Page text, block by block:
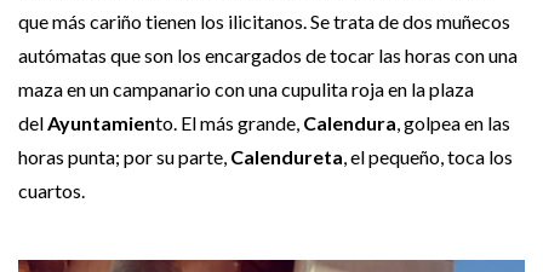
que más cariño tienen los ilicitanos. Se trata de dos muñecos
autómatas que son los encargados de tocar las horas con una
maza en un campanario con una cupulita roja en la plaza
delAyuntamiento. El más grande, Calendura, golpea en las
horas punta; por su parte, Calendureta, el pequeño, toca los
cuartos.